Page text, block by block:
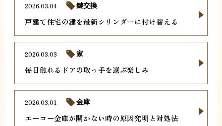
戸建て住宅の鍵を最新シリンダーに付け替える
2026.03.04 鍵交換
毎日触れるドアの取っ手を選ぶ楽しみ
2026.03.03 家
エーコー金庫が開かない時の原因究明と対処法
2026.03.01 金庫